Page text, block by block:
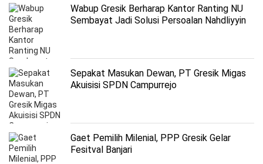
Wabup Gresik Berharap Kantor Ranting NU
Sembayat Jadi Solusi Persoalan Nahdliyyin
Sepakat Masukan Dewan, PT Gresik Migas
Akuisisi SPDN Campurrejo
Gaet Pemilih Milenial, PPP Gresik Gelar
Fesitval Banjari